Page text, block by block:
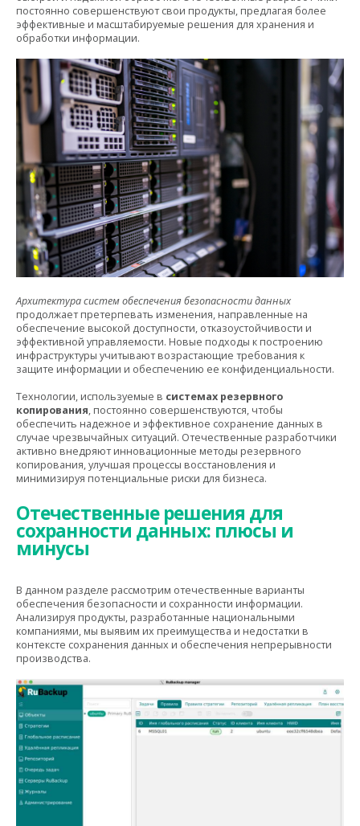
постоянно совершенствуют свои продукты, предлагая более
эффективные и масштабируемые решения для хранения и
обработки информации.
Архитектура систем обеспечения безопасности данных
продолжает претерпевать изменения, направленные на
обеспечение высокой доступности, отказоустойчивости и
эффективной управляемости. Новые подходы к построению
инфраструктуры учитывают возрастающие требования к
защите информации и обеспечению ее конфиденциальности.
Технологии, используемые в системах резервного
копирования, постоянно совершенствуются, чтобы
обеспечить надежное и эффективное сохранение данных в
случае чрезвычайных ситуаций. Отечественные разработчики
активно внедряют инновационные методы резервного
копирования, улучшая процессы восстановления и
минимизируя потенциальные риски для бизнеса.
Отечественные решения для
сохранности данных: плюсы и
минусы
В данном разделе рассмотрим отечественные варианты
обеспечения безопасности и сохранности информации.
Анализируя продукты, разработанные национальными
компаниями, мы выявим их преимущества и недостатки в
контексте сохранения данных и обеспечения непрерывности
производства.